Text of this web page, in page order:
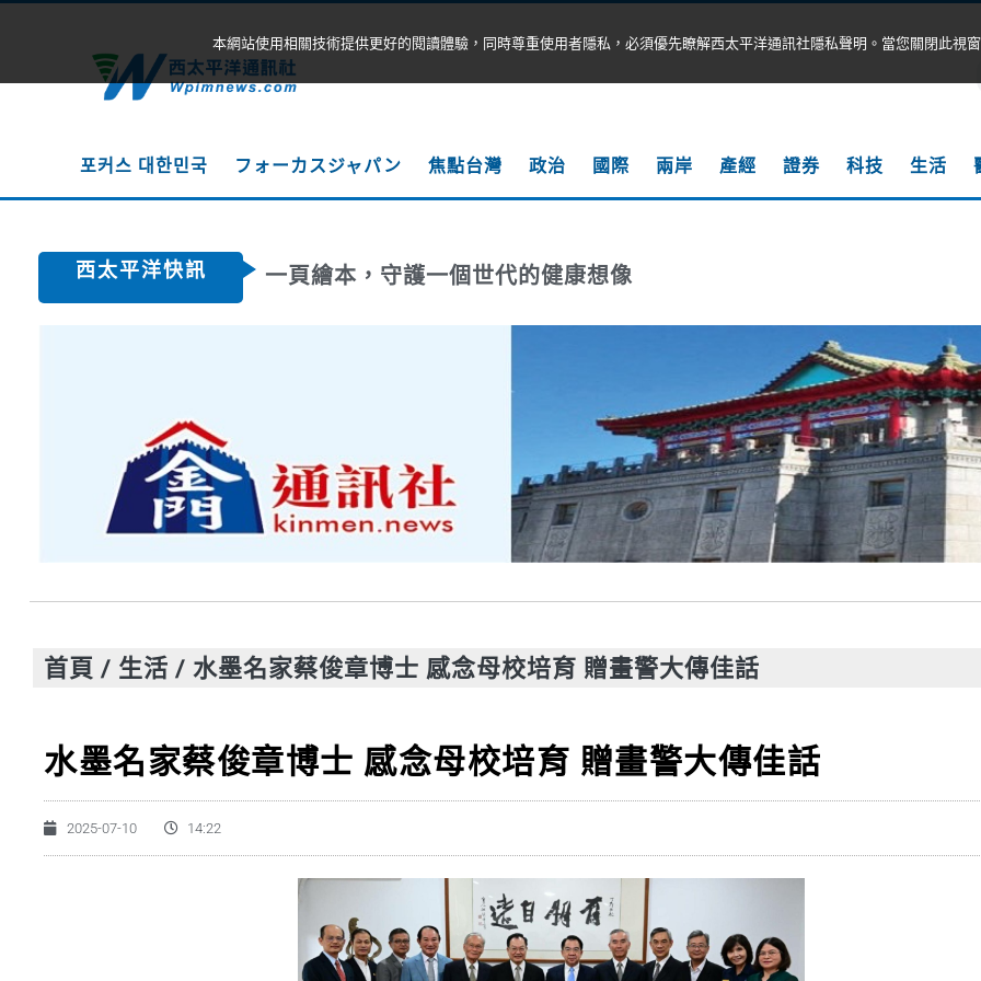
포커스 대한민국 フォーカスジャパン 焦點台灣 政治 國際 兩岸 產經 證券 科技 生活
西太平洋快訊 一頁繪本，守護一個世代的健康想像
首頁 / 生活 / 水墨名家蔡俊章博士 感念母校培育 贈畫警大傳佳話
水墨名家蔡俊章博士 感念母校培育 贈畫警大傳佳話
2025-07-10 14:22
本網站使用相關技術提供更好的閱讀體驗，同時尊重使用者隱私，必須優先瞭解西太平洋通訊社隱私聲明。當您關閉此視